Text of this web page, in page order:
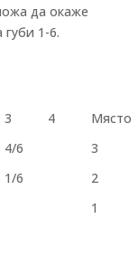
да окаже
1-6.
3 4
Място
4/6
3
1/6
2
1